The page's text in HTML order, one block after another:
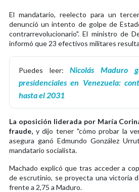
El mandatario, reelecto para un
denunció un intento de golpe de
contrarrevolucionario". El ministro de
informó que 23 efectivos militares
Puedes leer:Nicolás Maduro
presidenciales en Venezuela:
hasta el 2031
La oposición liderada por María
fraude, y dijo tener "cómo probar la
asegura ganó Edmundo González
mandatario socialista.
Machado explicó que tras acceder a
de escrutinio, se proyecta una victoria
frente a 2,75 a Maduro.